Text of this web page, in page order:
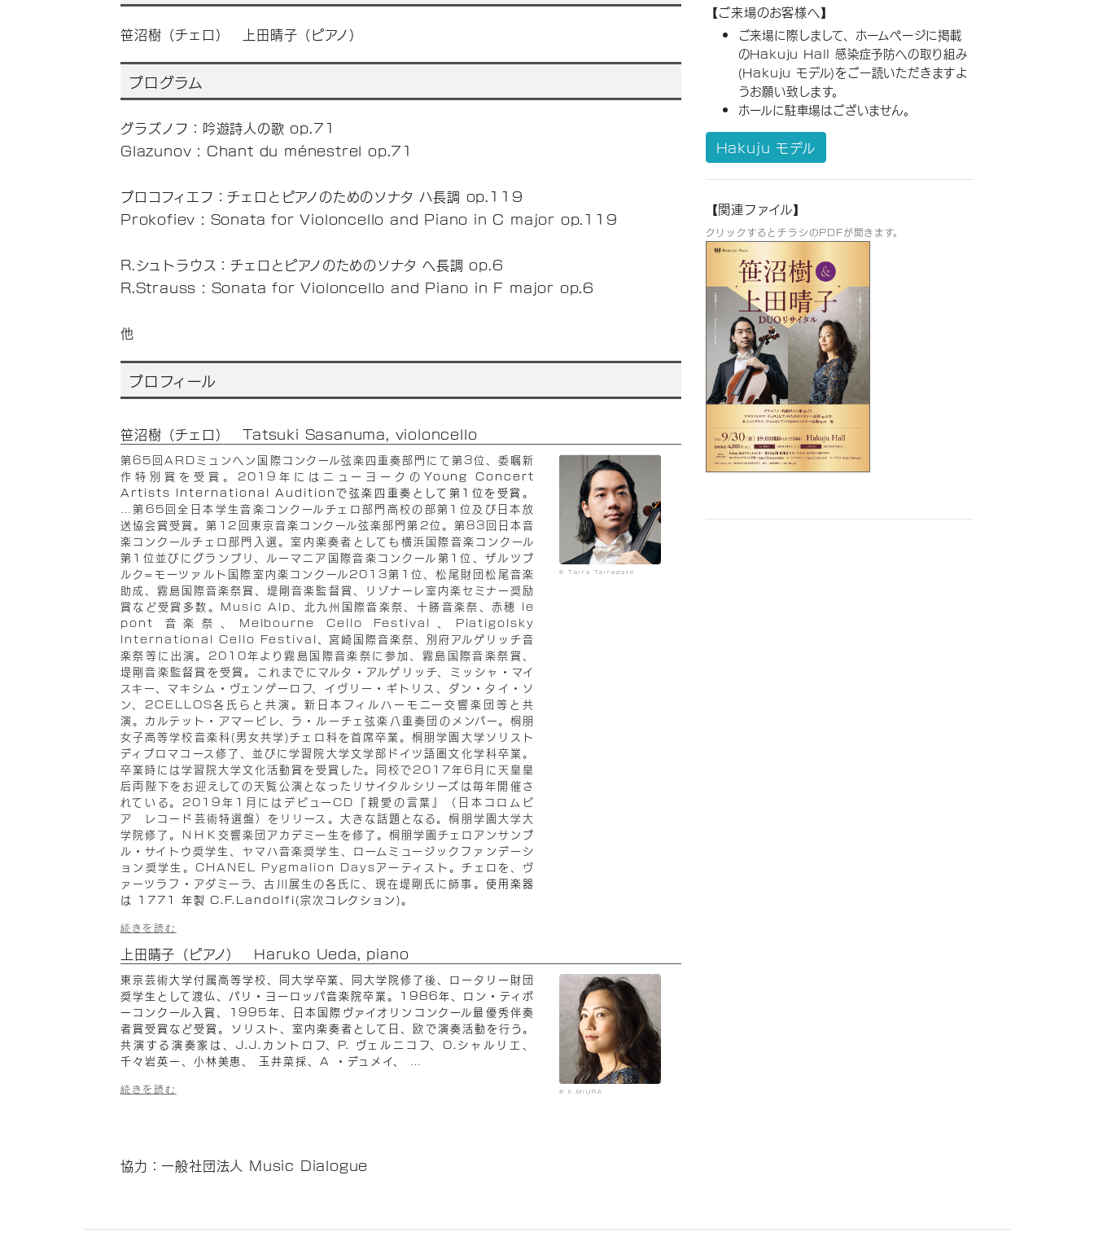
笹沼樹（チェロ） 上田晴子（ピアノ）
プログラム
グラズノフ：吟遊詩人の歌 op.71
Glazunov : Chant du ménestrel op.71
プロコフィエフ：チェロとピアノのためのソナタ ハ長調 op.119
Prokofiev : Sonata for Violoncello and Piano in C major op.119
R.シュトラウス：チェロとピアノのためのソナタ ヘ長調 op.6
R.Strauss : Sonata for Violoncello and Piano in F major op.6
他
プロフィール
笹沼樹（チェロ） Tatsuki Sasanuma, violoncello
第65回ARDミュンヘン国際コンクール弦楽四重奏部門にて第3位、委嘱新
作特別賞を受賞。2019年にはニューヨークの Young Concert
Artists International Auditionで弦楽四重奏として第1位を受賞。
…第65回全日本学生音楽コンクールチェロ部門高校の部第1位及び日本放
送協会賞受賞。第12回東京音楽コンクール弦楽部門第2位。第83回日本音
楽コンクールチェロ部門入選。室内楽奏者としても横浜国際音楽コンクール
第1位並びにグランプリ、ルーマニア国際音楽コンクール第1位、ザルツブ
ルク=モーツァルト国際室内楽コンクール2013第1位、松尾財団松尾音楽
助成、霧島国際音楽祭賞、堤剛音楽監督賞、リゾナーレ室内楽セミナー奨励
賞など受賞多数。Music Alp、北九州国際音楽祭、十勝音楽祭、赤穂 le
pont 音楽祭、Melbourne Cello Festival、Piatigolsky
International Cello Festival、宮崎国際音楽祭、別府アルゲリッチ音
楽祭等に出演。2010年より霧島国際音楽祭に参加、霧島国際音楽祭賞、
堤剛音楽監督賞を受賞。これまでにマルタ・アルゲリッチ、ミッシャ・マイ
スキー、マキシム・ヴェンゲーロフ、イヴリー・ギトリス、ダン・タイ・ソ
ン、2CELLOS各氏らと共演。新日本フィルハーモニー交響楽団等と共
演。カルテット・アマービレ、ラ・ルーチェ弦楽八重奏団のメンバー。桐朋
女子高等学校音楽科(男女共学)チェロ科を首席卒業。桐朋学園大学ソリスト
ディプロマコース修了、並びに学習院大学文学部ドイツ語圏文化学科卒業。
卒業時には学習院大学文化活動賞を受賞した。同校で2017年6月に天皇皇
后両陛下をお迎えしての天覧公演となったリサイタルシリーズは毎年開催さ
れている。2019年1月にはデビューCD『親愛の言葉』（日本コロムビ
ア レコード芸術特選盤）をリリース。大きな話題となる。桐朋学園大学大
学院修了。ＮＨＫ交響楽団アカデミー生を修了。桐朋学園チェロアンサンブ
ル・サイトウ奨学生、ヤマハ音楽奨学生、ロームミュージックファンデーシ
ョン奨学生。CHANEL Pygmalion Daysアーティスト。チェロを、ヴ
ァーツラフ・アダミーラ、古川展生の各氏に、現在堤剛氏に師事。 使用楽器
は 1771 年製 C.F.Landolfi(宗次コレクション)。
続きを読む
© Taira Tairadate
上田晴子（ピアノ） Haruko Ueda, piano
東京芸術大学付属高等学校、同大学卒業、同大学院修了後、ロータリー財団
奨学生として渡仏、パリ・ヨーロッパ音楽院卒業。1986年、ロン・ティボ
ーコンクール入賞、1995年、日本国際ヴァイオリンコンクール最優秀伴奏
者賞受賞など受賞。ソリスト、室内楽奏者として日、欧で演奏活動を行う。
共演する演奏家は、J.J.カントロフ、P. ヴェルニコフ、O.シャルリエ、
千々岩英一、小林美恵、 玉井菜採、A ・デュメイ、
…
続きを読む © K.MIURA
協力：一般社団法人 Music Dialogue
【ご来場のお客様へ】
ご来場に際しまして、ホームページに掲載
のHakuju Hall 感染症予防への取り組み
(Hakuju モデル)をご一読いただきますよ
うお願い致します。
ホールに駐車場はございません。
Hakuju モデル
【関連ファイル】
クリックするとチラシのPDFが開きます。